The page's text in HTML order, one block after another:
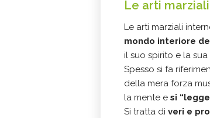
Le arti
Le arti marziali
mondo interiore
il suo spirito e la
Spesso si fa
della mera forza
la mente e si
Si tratta di veri e